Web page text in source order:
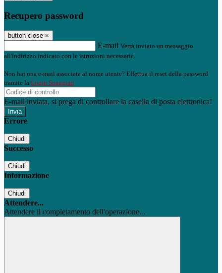
Recupero password
button close ×
E-mail Verrà inviato un messaggio
all'indirizzo indicato con le istruzioni necessarie.
Non hai una e-mail associata al nome utente? Effettua il reset della password
tramite la Login Spaggiari
E-mail inviata, si prega di controllare la casella di posta elettronica!
Errore
Chiudi
Successo
Chiudi
Informazione
Chiudi
Attendere...
Attendere il completamento dell'operazione...